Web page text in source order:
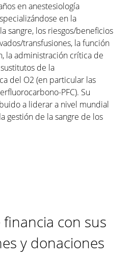
en anestesiología
en la
sangre, los riesgos/beneficios
transfusiones, la función
la administración crítica de
de la
del O2 (en particular las
PFC). Su
a liderar a nivel mundial
gestión de la sangre de los
financia con sus
y donaciones